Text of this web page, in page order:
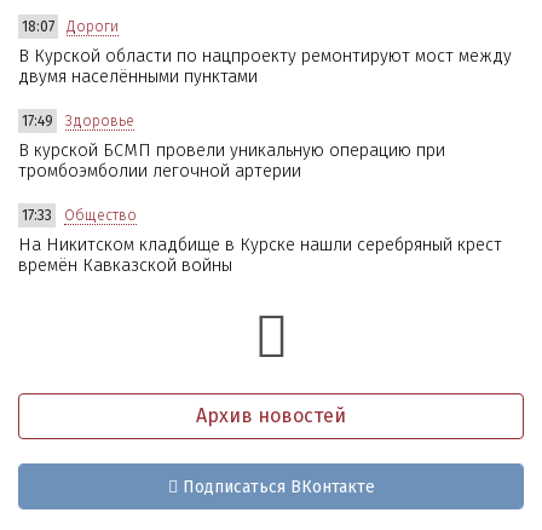
18:07 Дороги
В Курской области по нацпроекту ремонтируют мост между
двумя населёнными пунктами
17:49 Здоровье
В курской БСМП провели уникальную операцию при
тромбоэмболии легочной артерии
17:33 Общество
На Никитском кладбище в Курске нашли серебряный крест
времён Кавказской войны
Архив новостей
Подписаться ВКонтакте